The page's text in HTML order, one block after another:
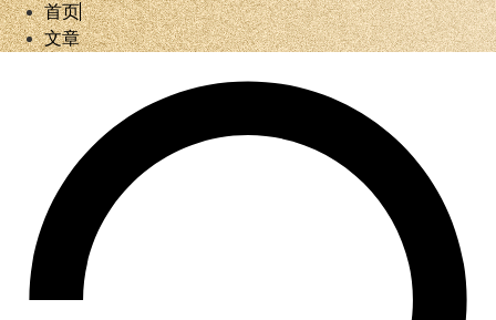
首页
文章